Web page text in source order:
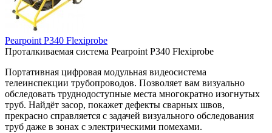
Pearpoint P340 Flexiprobe
Проталкиваемая система Pearpoint P340 Flexiprobe
Портативная цифровая модульная видеосистема
телеинспекции трубопроводов. Позволяет вам визуально
обследовать труднодоступные места многократно изогнутых
труб. Найдёт засор, покажет дефекты сварных швов,
прекрасно справляется с задачей визуального обследования
труб даже в зонах с электрическими помехами.